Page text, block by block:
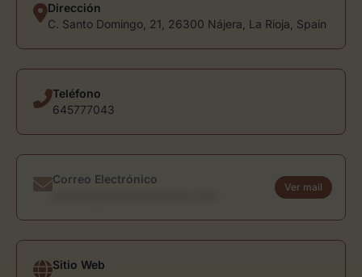
Dirección
C. Santo Domingo, 21, 26300 Nájera, La Rioja, Spain
Teléfono
645777043
Correo Electrónico
Ver mail
Sitio Web